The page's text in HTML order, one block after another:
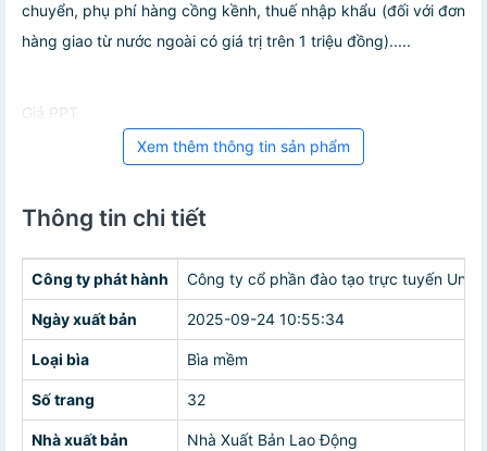
chuyển, phụ phí hàng cồng kềnh, thuế nhập khẩu (đối với đơn
hàng giao từ nước ngoài có giá trị trên 1 triệu đồng).....
Giá PPT
Xem thêm thông tin sản phẩm
Thông tin chi tiết
Công ty phát hành Công ty cổ phần đào tạo trực tuyến Unica
Ngày xuất bản 2025-09-24 10:55:34
Loại bìa Bìa mềm
Số trang 32
Nhà xuất bản Nhà Xuất Bản Lao Động